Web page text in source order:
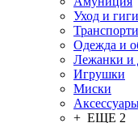
Уход и
Одежда и
Лежанки и
Игрушки
Миски
+ ЕЩЕ 2